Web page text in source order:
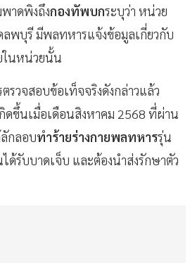
าดพิงถึงกองทัพบกระบุว่า หน่วย
พบุรี มีพลทหารแจ้งข้อมูลเกี่ยวกับ
ในหน่วยนั้น
รวจสอบข้อเท็จจริงดังกล่าวแล้ว
ขึ้นเมื่อเดือนสิงหาคม 2568 ที่ผ่าน
กลอบทำร้ายร่างกายพลทหารรุ่น
ด้รับบาดเจ็บ และต้องนำส่งรักษาตัว